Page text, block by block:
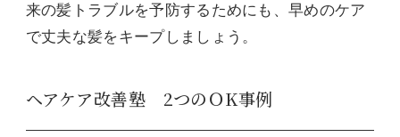
来の髪トラブルを予防するためにも、早めのケア
で丈夫な髪をキープしましょう。
ヘアケア改善塾 2つのＯK事例